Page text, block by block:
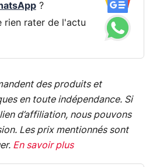
?
rien rater de l'actu
des produits et
en toute indépendance. Si
d’affiliation, nous pouvons
Les prix mentionnés sont
En savoir plus